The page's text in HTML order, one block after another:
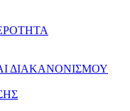
ΔΙΑΚΑΝΟΝΙΣΜΟΥ